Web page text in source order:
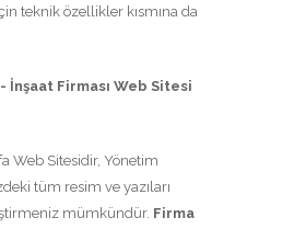
teknik özellikler kısmına da
İnşaat Firması Web Sitesi
Web Sitesidir, Yönetim
tüm resim ve yazıları
mümkündür. Firma